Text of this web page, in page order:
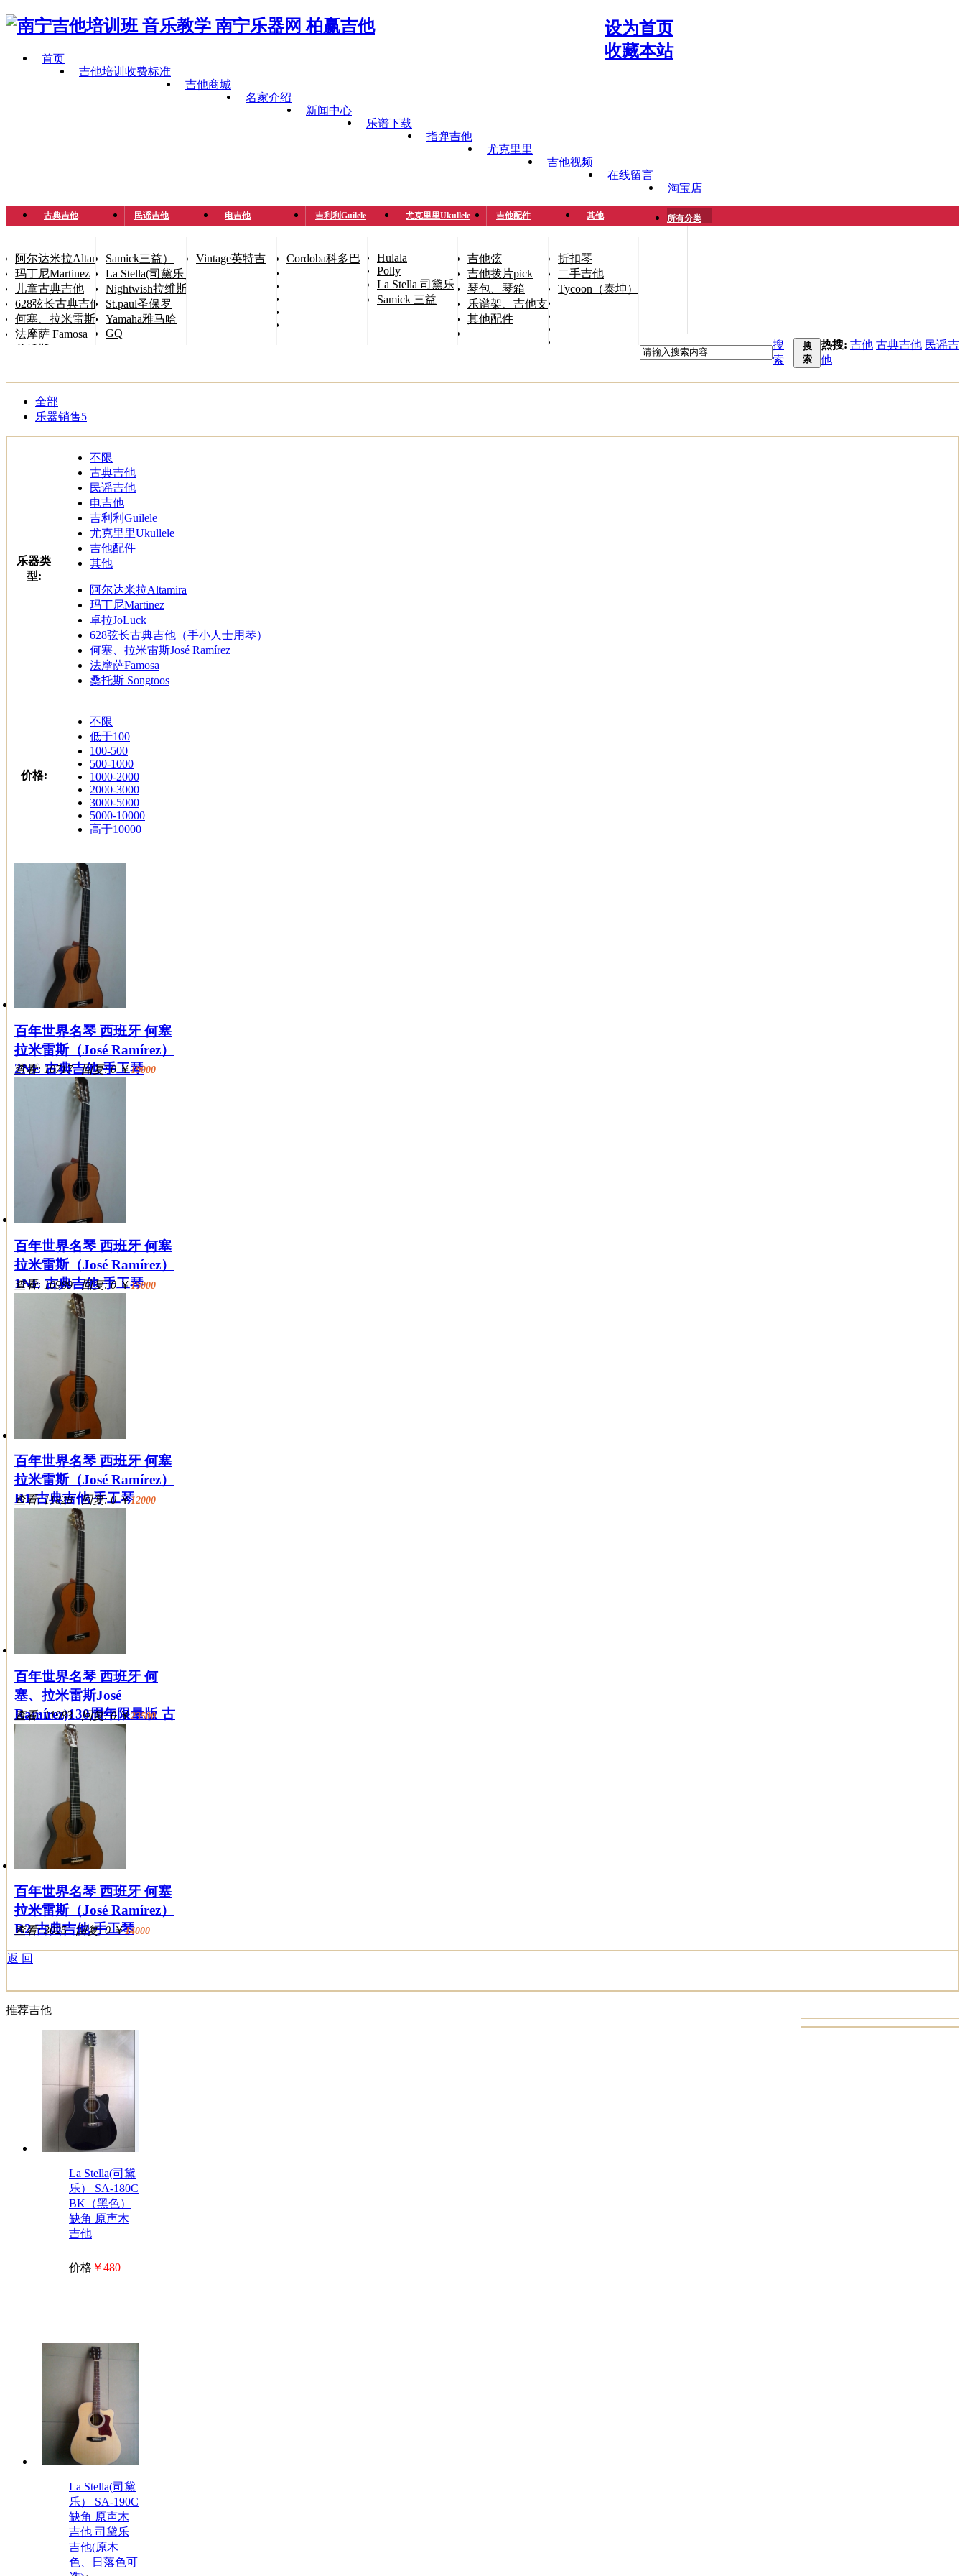
设为首页
收藏本站
首页
吉他培训收费标准
吉他商城
名家介绍
新闻中心
乐谱下载
指弹吉他
尤克里里
吉他视频
在线留言
淘宝店
古典吉他 民谣吉他 电吉他 吉利利Guilele 尤克里里Ukullele 吉他配件 其他 所有分类
阿尔达米拉Altamira
玛丁尼Martinez
儿童古典吉他
628弦长古典吉他（手小人士用琴）
何塞、拉米雷斯José Ramírez
法摩萨 Famosa
桑托斯 Songtoos
Samick三益）
La Stella(司黛乐）
Nightwish拉维斯
St.paul圣保罗
Yamaha雅马哈
GQ
Vintage英特吉 Cordoba科多巴
Hulala
Polly
La Stella 司黛乐
Samick 三益
吉他弦
吉他拨片pick
琴包、琴箱
乐谱架、吉他支架
其他配件
折扣琴
二手吉他
Tycoon（泰坤）
搜
索
搜
索
热搜: 吉他 古典吉他 民谣吉
他
全部
乐器销售5
乐器类
型:
不限
古典吉他
民谣吉他
电吉他
吉利利Guilele
尤克里里Ukullele
吉他配件
其他
阿尔达米拉Altamira
玛丁尼Martinez
卓拉JoLuck
628弦长古典吉他（手小人士用琴）
何塞、拉米雷斯José Ramírez
法摩萨Famosa
桑托斯 Songtoos
价格:
不限
低于100
100-500
500-1000
1000-2000
2000-3000
3000-5000
5000-10000
高于10000
百年世界名琴 西班牙 何塞
拉米雷斯（José Ramírez）
2NE 古典吉他 手工琴
查看: 10717 回复: 0￥19000
百年世界名琴 西班牙 何塞
拉米雷斯（José Ramírez）
1NE 古典吉他 手工琴
查看: 10989 回复: 0￥15000
百年世界名琴 西班牙 何塞
拉米雷斯（José Ramírez）
R1 古典吉他 手工琴
查看: 11828 回复: 0￥12000
百年世界名琴 西班牙 何
塞、拉米雷斯José
Ramírez)130周年限量版 古
典吉他
查看: 11983 回复: 0￥23500
百年世界名琴 西班牙 何塞
拉米雷斯（José Ramírez）
R2 古典吉他 手工琴
查看: 3025 回复: 0￥14000
返 回
推荐吉他
La Stella(司黛
乐） SA-180C
BK（黑色）
缺角 原声木
吉他
价格 ￥480
La Stella(司黛
乐） SA-190C
缺角 原声木
吉他 司黛乐
吉他(原木
色、日落色可